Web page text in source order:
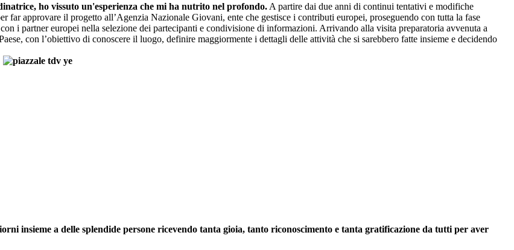
ho vissuto un'esperienza che mi ha nutrito nel profondo. A partire dai due anni di continui tentativi e modifiche
far approvare il progetto all’Agenzia Nazionale Giovani, ente che gestisce i contributi europei, proseguendo con tutta la fase
i partner europei nella selezione dei partecipanti e condivisione di informazioni. Arrivando alla visita preparatoria avvenuta a
con l’obiettivo di conoscere il luogo, definire maggiormente i dettagli delle attività che si sarebbero fatte insieme e decidendo
insieme a delle splendide persone ricevendo tanta gioia, tanto riconoscimento e tanta gratificazione da tutti per aver